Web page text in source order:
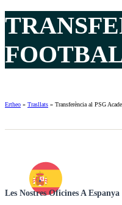
Ertheo » Trasllats » Transferència al PSG
Les Nostres Oficines A Espanya